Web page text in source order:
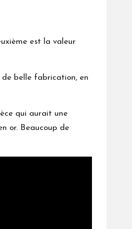
est la valeur
de belle fabrication, en
qui aurait une
or. Beaucoup de